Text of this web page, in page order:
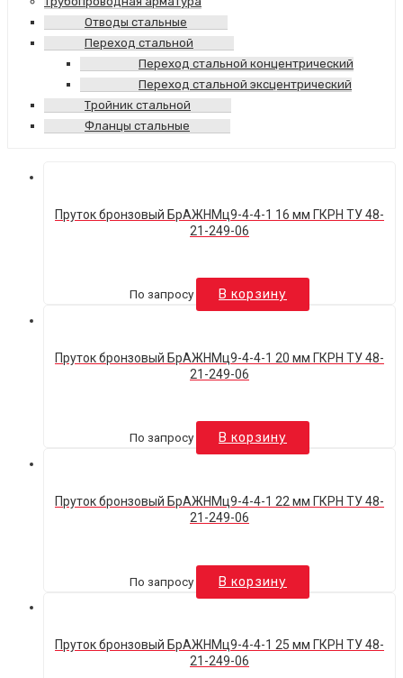
Отводы стальные
Переход стальной
Переход стальной концентрический
Переход стальной эксцентрический
Тройник стальной
Фланцы стальные
Пруток бронзовый БрАЖНМц9-4-4-1 16 мм ГКРН ТУ 48-
21-249-06
По запросу В корзину
Пруток бронзовый БрАЖНМц9-4-4-1 20 мм ГКРН ТУ 48-
21-249-06
По запросу В корзину
Пруток бронзовый БрАЖНМц9-4-4-1 22 мм ГКРН ТУ 48-
21-249-06
По запросу В корзину
Пруток бронзовый БрАЖНМц9-4-4-1 25 мм ГКРН ТУ 48-
21-249-06